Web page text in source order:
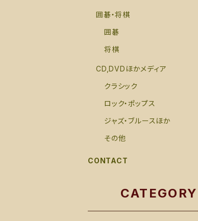
囲碁・将棋
囲碁
将棋
CD,DVDほかメディア
クラシック
ロック・ポップス
ジャズ・ブルースほか
その他
CONTACT
CATEGORY